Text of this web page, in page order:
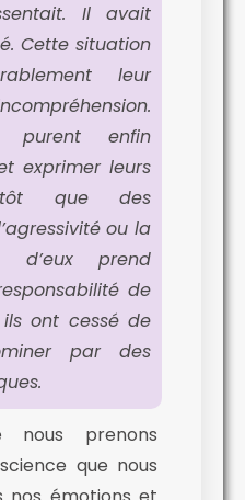
Il avait
Cette situation
leur
purent enfin
exprimer leurs
que des
ou la
d’eux prend
de
ont cessé de
par des
nous prenons
que nous